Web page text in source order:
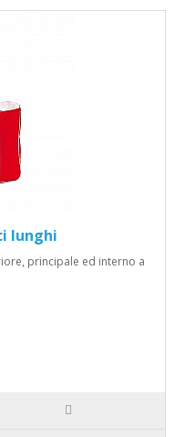
lunghi
principale ed interno a